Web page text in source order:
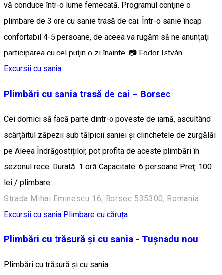
vă conduce într-o lume femecată. Programul conţine o
plimbare de 3 ore cu sanie trasă de cai. Într-o sanie încap
confortabil 4-5 persoane, de aceea va rugăm să ne anunţaţi
participarea cu cel puţin o zi înainte. 📷 Fodor István
Excursii cu sania
Plimbări cu sania trasă de cai – Borsec
Cei dornici să facă parte dintr-o poveste de iarnă, ascultând
scârțâitul zăpezii sub tălpicii saniei și clinchetele de zurgălăi
pe Aleea Îndrăgostiților, pot profita de aceste plimbări în
sezonul rece. Durată: 1 oră Capacitate: 6 persoane Preţ: 100
lei / plimbare
Strada Mihai Eminescu 16, Borsec 535300, Romania
Excursii cu sania Plimbare cu căruța
Plimbări cu trăsură și cu sania - Tușnadu nou
Plimbări cu trăsură și cu sania